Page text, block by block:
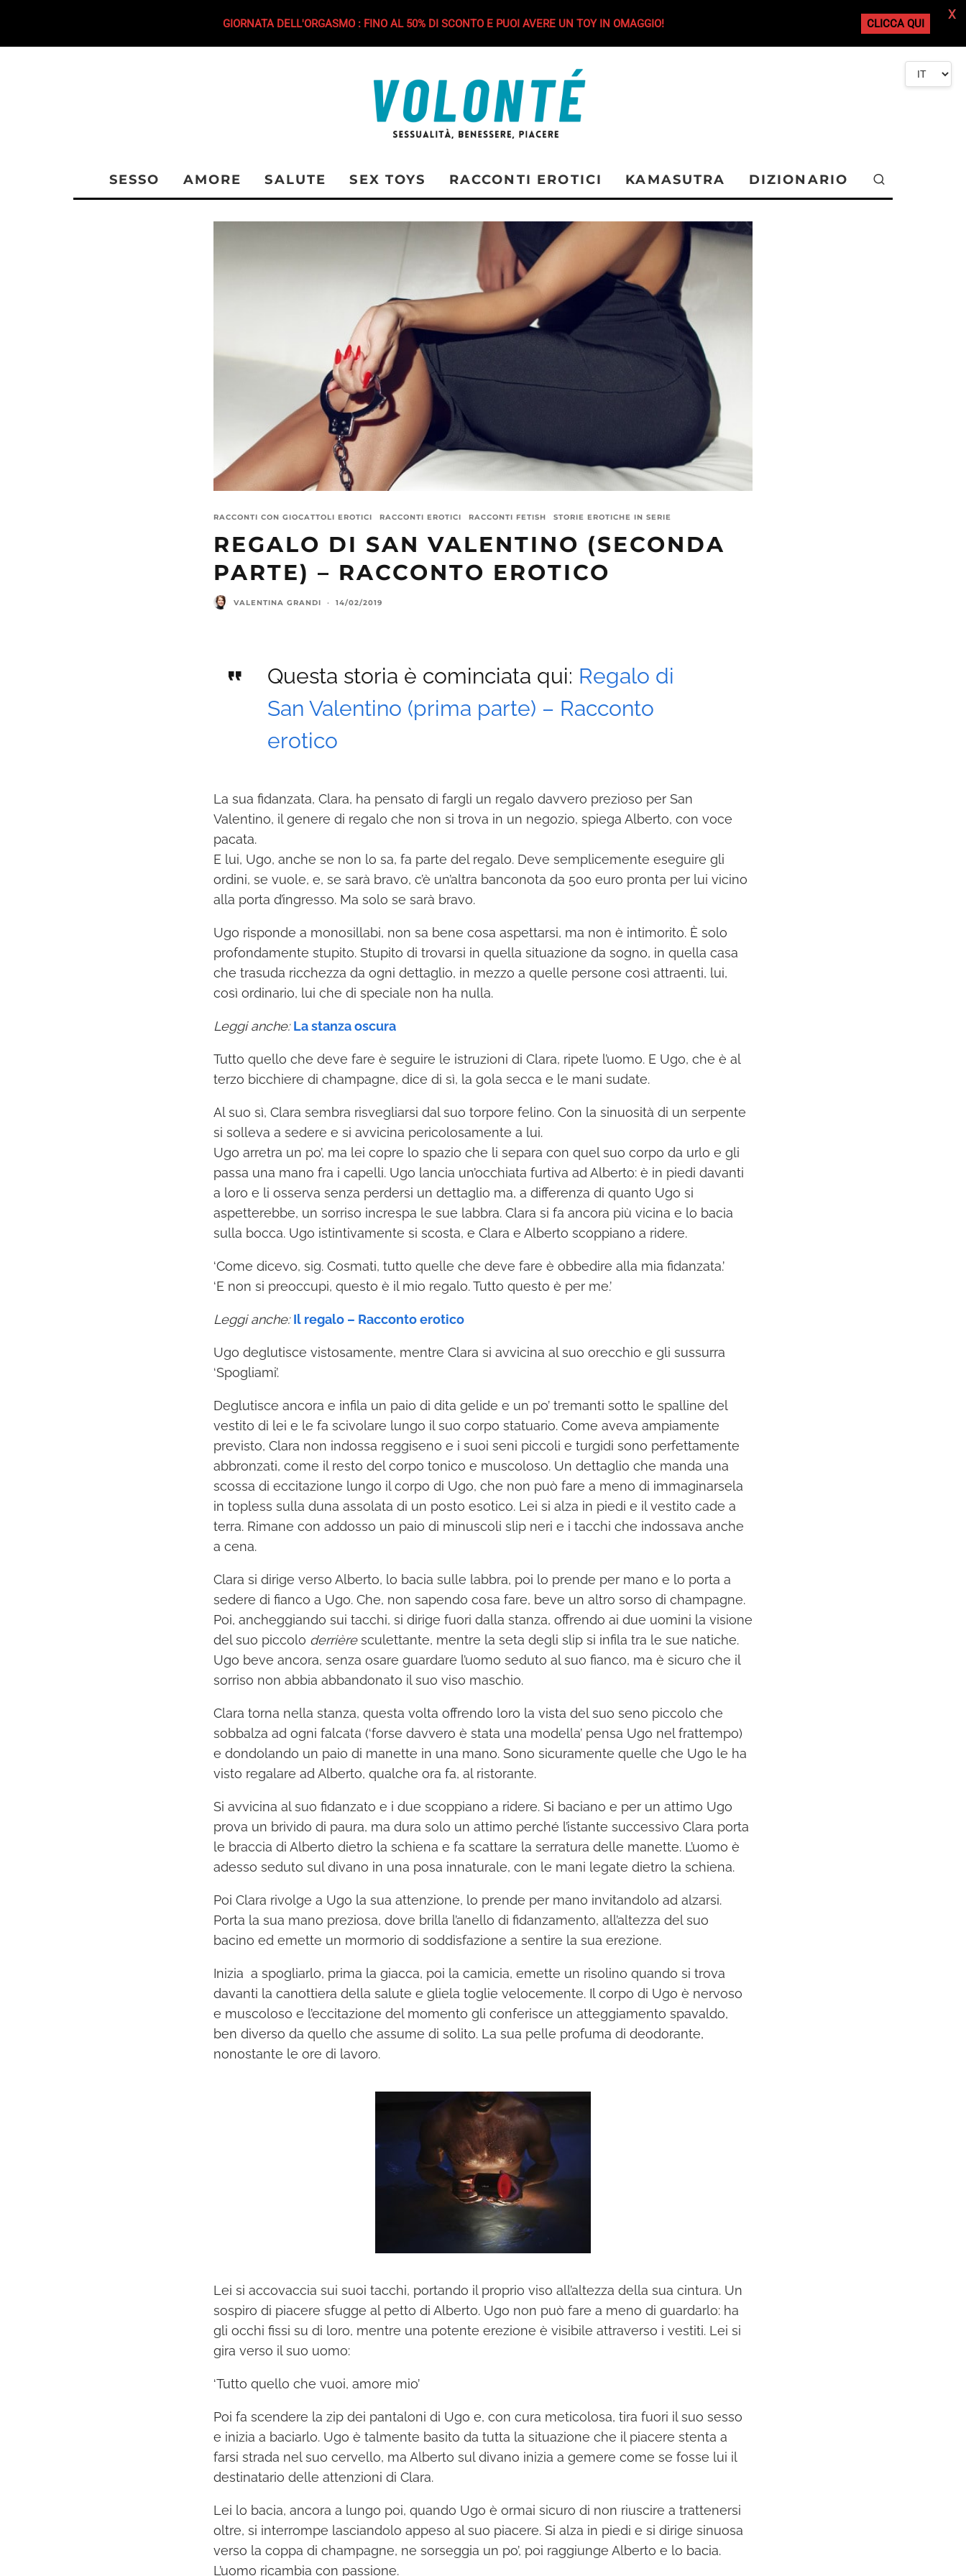
SESSO AMORE SALUTE SEX TOYS RACCONTI EROTICI KAMASUTRA DIZIONARIO
RACCONTI CON GIOCATTOLI EROTICI RACCONTI EROTICI RACCONTI FETISH STORIE EROTICHE IN SERIE
REGALO DI SAN VALENTINO (SECONDA
PARTE) – RACCONTO EROTICO
VALENTINA GRANDI · 14/02/2019
Questa storia è cominciata qui: Regalo di
San Valentino (prima parte) – Racconto
erotico
La sua fidanzata, Clara, ha pensato di fargli un regalo davvero prezioso per San
Valentino, il genere di regalo che non si trova in un negozio, spiega Alberto, con voce
pacata.
E lui, Ugo, anche se non lo sa, fa parte del regalo. Deve semplicemente eseguire gli
ordini, se vuole, e, se sarà bravo, c’è un’altra banconota da 500 euro pronta per lui vicino
alla porta d’ingresso. Ma solo se sarà bravo.
Ugo risponde a monosillabi, non sa bene cosa aspettarsi, ma non è intimorito. È solo
profondamente stupito. Stupito di trovarsi in quella situazione da sogno, in quella casa
che trasuda ricchezza da ogni dettaglio, in mezzo a quelle persone così attraenti, lui,
così ordinario, lui che di speciale non ha nulla.
Leggi anche: La stanza oscura
Tutto quello che deve fare è seguire le istruzioni di Clara, ripete l’uomo. E Ugo, che è al
terzo bicchiere di champagne, dice di sì, la gola secca e le mani sudate.
Al suo sì, Clara sembra risvegliarsi dal suo torpore felino. Con la sinuosità di un serpente
si solleva a sedere e si avvicina pericolosamente a lui.
Ugo arretra un po’, ma lei copre lo spazio che li separa con quel suo corpo da urlo e gli
passa una mano fra i capelli. Ugo lancia un’occhiata furtiva ad Alberto: è in piedi davanti
a loro e li osserva senza perdersi un dettaglio ma, a differenza di quanto Ugo si
aspetterebbe, un sorriso increspa le sue labbra. Clara si fa ancora più vicina e lo bacia
sulla bocca. Ugo istintivamente si scosta, e Clara e Alberto scoppiano a ridere.
‘Come dicevo, sig. Cosmati, tutto quelle che deve fare è obbedire alla mia fidanzata.’
‘E non si preoccupi, questo è il mio regalo. Tutto questo è per me.’
Leggi anche: Il regalo – Racconto erotico
Ugo deglutisce vistosamente, mentre Clara si avvicina al suo orecchio e gli sussurra
‘Spogliami’.
Deglutisce ancora e infila un paio di dita gelide e un po’ tremanti sotto le spalline del
vestito di lei e le fa scivolare lungo il suo corpo statuario. Come aveva ampiamente
previsto, Clara non indossa reggiseno e i suoi seni piccoli e turgidi sono perfettamente
abbronzati, come il resto del corpo tonico e muscoloso. Un dettaglio che manda una
scossa di eccitazione lungo il corpo di Ugo, che non può fare a meno di immaginarsela
in topless sulla duna assolata di un posto esotico. Lei si alza in piedi e il vestito cade a
terra. Rimane con addosso un paio di minuscoli slip neri e i tacchi che indossava anche
a cena.
Clara si dirige verso Alberto, lo bacia sulle labbra, poi lo prende per mano e lo porta a
sedere di fianco a Ugo. Che, non sapendo cosa fare, beve un altro sorso di champagne.
Poi, ancheggiando sui tacchi, si dirige fuori dalla stanza, offrendo ai due uomini la visione
del suo piccolo derrièresculettante, mentre la seta degli slip si infila tra le sue natiche.
Ugo beve ancora, senza osare guardare l’uomo seduto al suo fianco, ma è sicuro che il
sorriso non abbia abbandonato il suo viso maschio.
Clara torna nella stanza, questa volta offrendo loro la vista del suo seno piccolo che
sobbalza ad ogni falcata (‘forse davvero è stata una modella’ pensa Ugo nel frattempo)
e dondolando un paio di manette in una mano. Sono sicuramente quelle che Ugo le ha
visto regalare ad Alberto, qualche ora fa, al ristorante.
Si avvicina al suo fidanzato e i due scoppiano a ridere. Si baciano e per un attimo Ugo
prova un brivido di paura, ma dura solo un attimo perché l’istante successivo Clara porta
le braccia di Alberto dietro la schiena e fa scattare la serratura delle manette. L’uomo è
adesso seduto sul divano in una posa innaturale, con le mani legate dietro la schiena.
Poi Clara rivolge a Ugo la sua attenzione, lo prende per mano invitandolo ad alzarsi.
Porta la sua mano preziosa, dove brilla l’anello di fidanzamento, all’altezza del suo
bacino ed emette un mormorio di soddisfazione a sentire la sua erezione.
Inizia a spogliarlo, prima la giacca, poi la camicia, emette un risolino quando si trova
davanti la canottiera della salute e gliela toglie velocemente. Il corpo di Ugo è nervoso
e muscoloso e l’eccitazione del momento gli conferisce un atteggiamento spavaldo,
ben diverso da quello che assume di solito. La sua pelle profuma di deodorante,
nonostante le ore di lavoro.
Lei si accovaccia sui suoi tacchi, portando il proprio viso all’altezza della sua cintura. Un
sospiro di piacere sfugge al petto di Alberto. Ugo non può fare a meno di guardarlo: ha
gli occhi fissi su di loro, mentre una potente erezione è visibile attraverso i vestiti. Lei si
gira verso il suo uomo:
‘Tutto quello che vuoi, amore mio’
Poi fa scendere la zip dei pantaloni di Ugo e, con cura meticolosa, tira fuori il suo sesso
e inizia a baciarlo. Ugo è talmente basito da tutta la situazione che il piacere stenta a
farsi strada nel suo cervello, ma Alberto sul divano inizia a gemere come se fosse lui il
destinatario delle attenzioni di Clara.
Lei lo bacia, ancora a lungo poi, quando Ugo è ormai sicuro di non riuscire a trattenersi
oltre, si interrompe lasciandolo appeso al suo piacere. Si alza in piedi e si dirige sinuosa
verso la coppa di champagne, ne sorseggia un po’, poi raggiunge Alberto e lo bacia.
L’uomo ricambia con passione.
GIORNATA DELL'ORGASMO : FINO AL 50% DI SCONTO E PUOI AVERE UN TOY IN OMAGGIO! CLICCA QUI
X